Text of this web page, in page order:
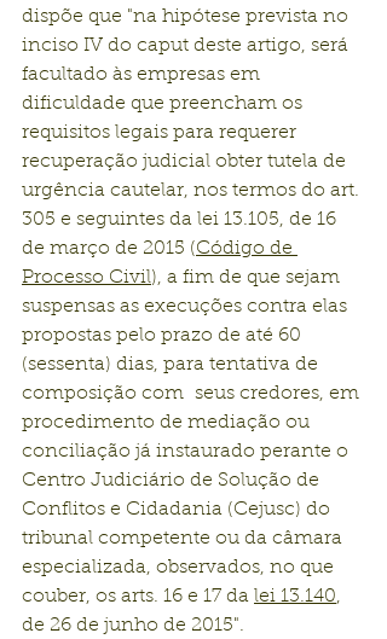
dispõe que "na hipótese prevista no
inciso IV do caput deste artigo, será
facultado às empresas em
dificuldade que preencham os
requisitos legais para requerer
recuperação judicial obter tutela de
urgência cautelar, nos termos do art.
305 e seguintes da lei 13.105, de 16
de março de 2015 (Código de
Processo Civil), a fim de que sejam
suspensas as execuções contra elas
propostas pelo prazo de até 60
(sessenta) dias, para tentativa de
composição com  seus credores, em
procedimento de mediação ou
conciliação já instaurado perante o
Centro Judiciário de Solução de
Conflitos e Cidadania (Cejusc) do
tribunal competente ou da câmara
especializada, observados, no que
couber, os arts. 16 e 17 da lei 13.140,
de 26 de junho de 2015".